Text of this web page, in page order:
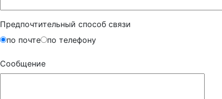
Предпочтительный способ связи
по почте
по телефону
Сообщение